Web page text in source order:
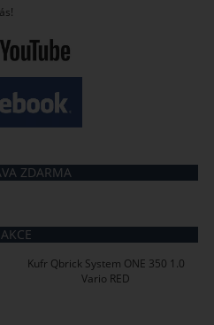
ZDARMA
AKCE
Kufr Qbrick System ONE 350 1.0
Vario RED